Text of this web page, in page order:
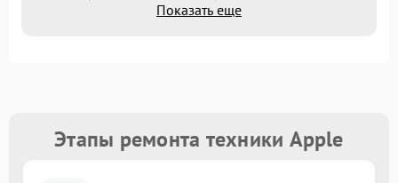
Показать еще
Этапы ремонта техники Apple